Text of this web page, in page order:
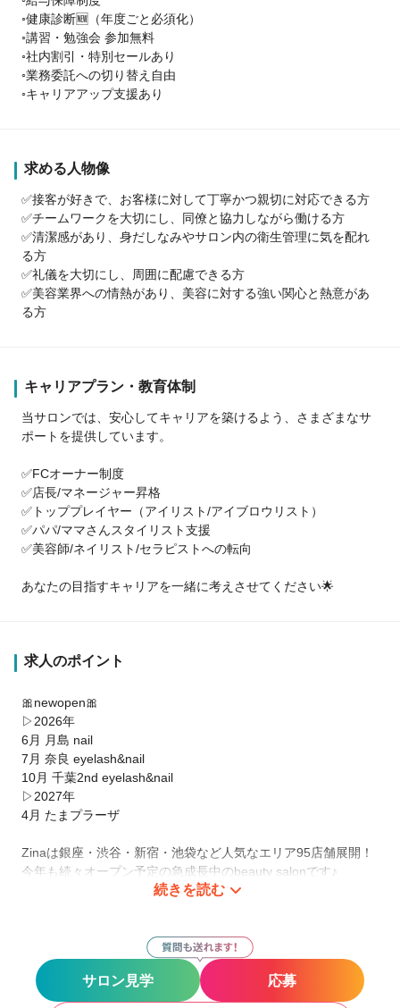
◦健康診断🆕（年度ごと必須化）
◦講習・勉強会 参加無料
◦社内割引・特別セールあり
◦業務委託への切り替え自由
◦キャリアアップ支援あり
求める人物像
✅接客が好きで、お客様に対して丁寧かつ親切に対応できる方
✅チームワークを大切にし、同僚と協力しながら働ける方
✅清潔感があり、身だしなみやサロン内の衛生管理に気を配れ
る方
✅礼儀を大切にし、周囲に配慮できる方
✅美容業界への情熱があり、美容に対する強い関心と熱意があ
る方
キャリアプラン・教育体制
当サロンでは、安心してキャリアを築けるよう、さまざまなサ
ポートを提供しています。
✅FCオーナー制度
✅店長/マネージャー昇格
✅トッププレイヤー（アイリスト/アイブロウリスト）
✅パパ/ママさんスタイリスト支援
✅美容師/ネイリスト/セラピストへの転向
あなたの目指すキャリアを一緒に考えさせてください🌟
求人のポイント
🎀newopen🎀
▷2026年
6月 月島 nail
7月 奈良 eyelash&nail
10月 千葉2nd eyelash&nail
▷2027年
4月 たまプラーザ
Zinaは銀座・渋谷・新宿・池袋など人気なエリア95店舗展開！
今年も続々オープン予定の急成長中のbeauty salonです♪
《保障給与 詳細》
-対象店舗-
👉豊洲３rd/勝どき
続きを読む
サロン見学 応募